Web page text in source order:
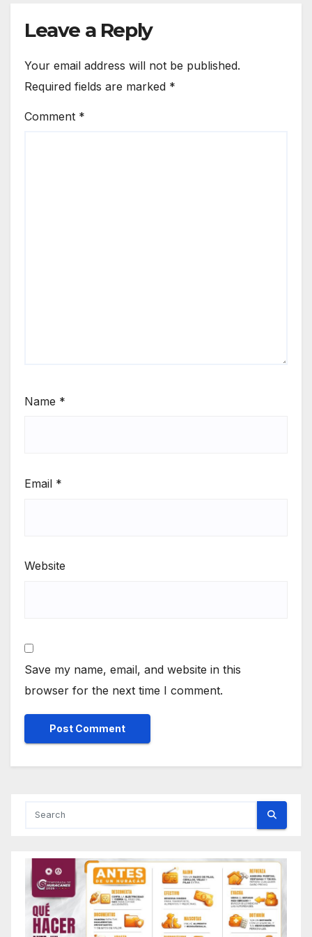
Leave a Reply
Your email address will not be published.
Required fields are marked *
Comment *
Name *
Email *
Website
Save my name, email, and website in this
browser for the next time I comment.